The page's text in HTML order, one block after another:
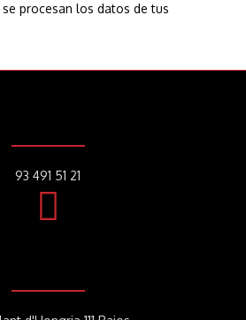
procesan los datos de tus
93 491 51 21